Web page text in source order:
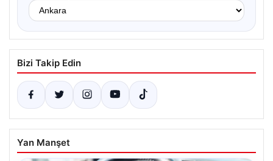
Bizi Takip Edin
Yan Manşet